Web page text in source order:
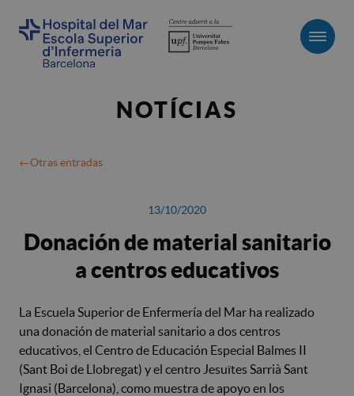
NOTÍCIAS
Otras entradas
13/10/2020
Donación de material sanitario
a centros educativos
La Escuela Superior de Enfermería del Mar ha realizado
una donación de material sanitario a dos centros
educativos, el Centro de Educación Especial Balmes II
(Sant Boi de Llobregat) y el centro Jesuïtes Sarrià Sant
Ignasi (Barcelona), como muestra de apoyo en los